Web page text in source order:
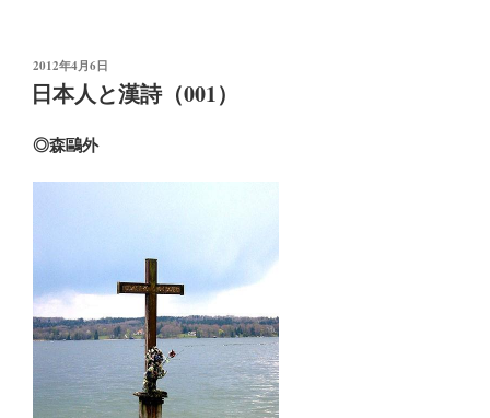
投
稿
日:
2012年4月6日
日本人と漢詩（001）
◎森鷗外